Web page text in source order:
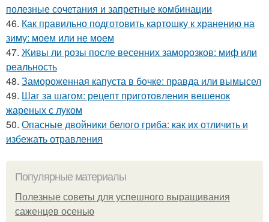
полезные сочетания и запретные комбинации
46. Как правильно подготовить картошку к хранению на
зиму: моем или не моем
47. Живы ли розы после весенних заморозков: миф или
реальность
48. Замороженная капуста в бочке: правда или вымысел
49. Шаг за шагом: рецепт приготовления вешенок
жареных с луком
50. Опасные двойники белого гриба: как их отличить и
избежать отравления
Популярные материалы
Полезные советы для успешного выращивания
саженцев осенью